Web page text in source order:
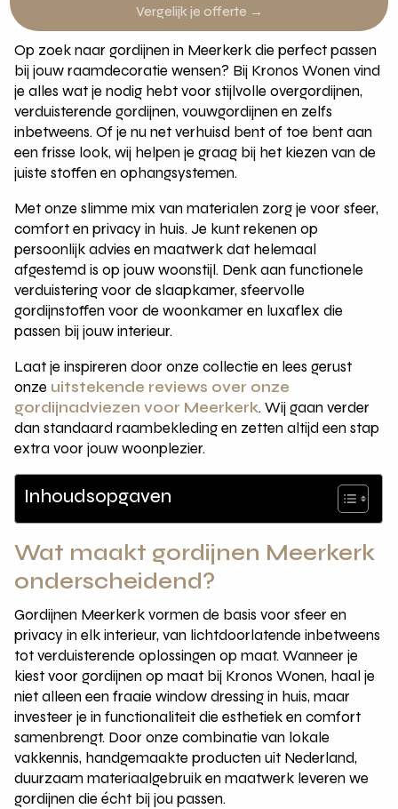
Vergelijk je offerte →
Op zoek naar gordijnen in Meerkerk die perfect passen
bij jouw raamdecoratie wensen? Bij Kronos Wonen vind
je alles wat je nodig hebt voor stijlvolle overgordijnen,
verduisterende gordijnen, vouwgordijnen en zelfs
inbetweens. Of je nu net verhuisd bent of toe bent aan
een frisse look, wij helpen je graag bij het kiezen van de
juiste stoffen en ophangsystemen.
Met onze slimme mix van materialen zorg je voor sfeer,
comfort en privacy in huis. Je kunt rekenen op
persoonlijk advies en maatwerk dat helemaal
afgestemd is op jouw woonstijl. Denk aan functionele
verduistering voor de slaapkamer, sfeervolle
gordijnstoffen voor de woonkamer en luxaflex die
passen bij jouw interieur.
Laat je inspireren door onze collectie en lees gerust
onze uitstekende reviews over onze
gordijnadviezen voor Meerkerk. Wij gaan verder
dan standaard raambekleding en zetten altijd een stap
extra voor jouw woonplezier.
Inhoudsopgaven
Wat maakt gordijnen Meerkerk
onderscheidend?
Gordijnen Meerkerk vormen de basis voor sfeer en
privacy in elk interieur, van lichtdoorlatende inbetweens
tot verduisterende oplossingen op maat. Wanneer je
kiest voor gordijnen op maat bij Kronos Wonen, haal je
niet alleen een fraaie window dressing in huis, maar
investeer je in functionaliteit die esthetiek en comfort
samenbrengt. Door onze combinatie van lokale
vakkennis, handgemaakte producten uit Nederland,
duurzaam materiaalgebruik en maatwerk leveren we
gordijnen die écht bij jou passen.